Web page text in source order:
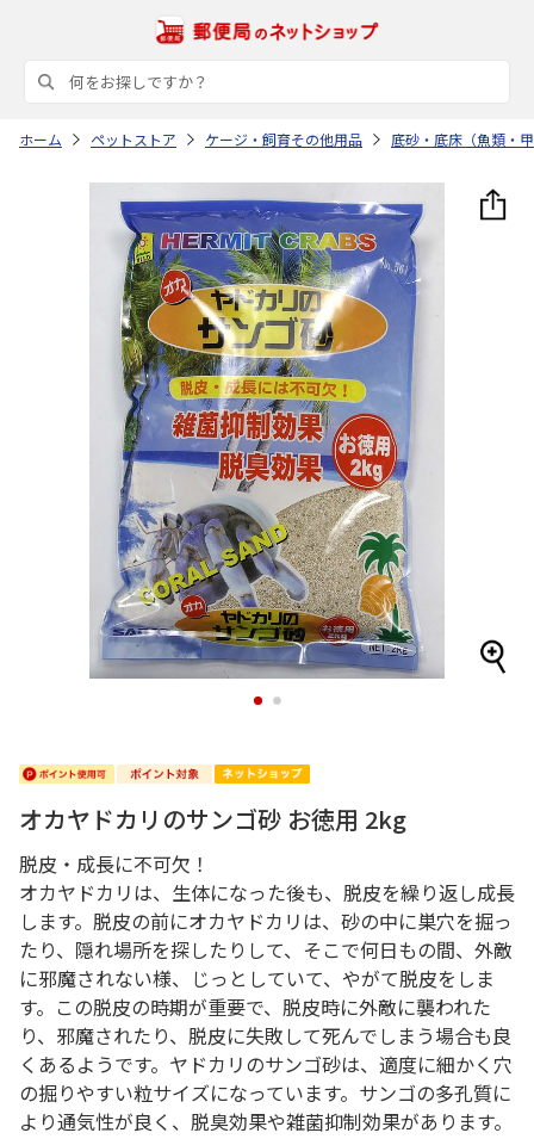
ホーム ペットストア ケージ・飼育その他用品 底砂・底床（魚類・
1 2
オカヤドカリのサンゴ砂 お徳用 2kg
脱皮・成長に不可欠！
オカヤドカリは、生体になった後も、脱皮を繰り返し成長
します。脱皮の前にオカヤドカリは、砂の中に巣穴を掘っ
たり、隠れ場所を探したりして、そこで何日もの間、外敵
に邪魔されない様、じっとしていて、やがて脱皮をしま
す。この脱皮の時期が重要で、脱皮時に外敵に襲われた
り、邪魔されたり、脱皮に失敗して死んでしまう場合も良
くあるようです。ヤドカリのサンゴ砂は、適度に細かく穴
の掘りやすい粒サイズになっています。サンゴの多孔質に
より通気性が良く、脱臭効果や雑菌抑制効果があります。